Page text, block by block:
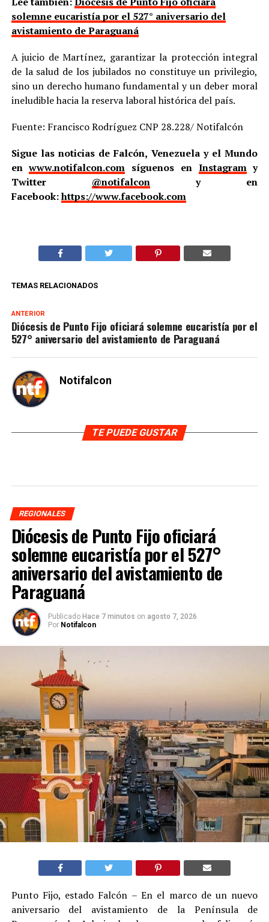
solemne eucaristía por el 527° aniversario del
avistamiento de Paraguaná
A juicio de Martínez, garantizar la protección integral
de la salud de los jubilados no constituye un privilegio,
sino un derecho humano fundamental y un deber moral
ineludible hacia la reserva laboral histórica del país.
Fuente: Francisco Rodríguez CNP 28.228/ Notifalcón
Sigue las noticias de Falcón, Venezuela y el Mundo
enwww.notifalcon.com síguenos en Instagramy
Twitter @notifalcony en
Facebook:https://www.facebook.com
TEMAS RELACIONADOS
ANTERIOR
Diócesis de Punto Fijo oficiará solemne eucaristía por el
527° aniversario del avistamiento de Paraguaná
Notifalcon
TE PUEDE GUSTAR
REGIONALES
Diócesis de Punto Fijo oficiará
solemne eucaristía por el 527°
aniversario del avistamiento de
Paraguaná
Publicado Hace 7 minutos on agosto 7, 2026
Por Notifalcon
Punto Fijo, estado Falcón – En el marco de un nuevo
aniversario del avistamiento de la Península de